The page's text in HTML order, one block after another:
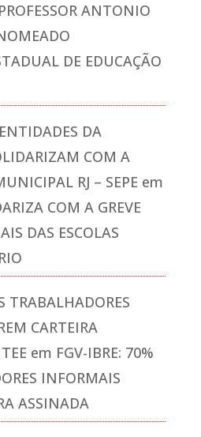
PROFESSOR ANTONIO
DE EDUCAÇÃO
DA
COM A
RJ – SEPE em
COM A GREVE
DAS ESCOLAS
TRABALHADORES
CARTEIRA
em FGV-IBRE: 70%
INFORMAIS
ASSINADA